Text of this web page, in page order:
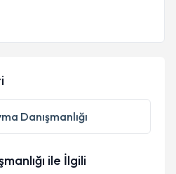
Danışmanlığı
ile İlgili